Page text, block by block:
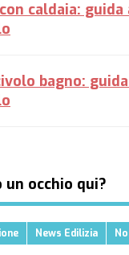
caldaia:
bagno:
occhio qui?
News Edilizia